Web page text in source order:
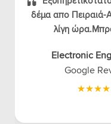
δέμα απο Πειραιά-
λίγη
Electronic
Google